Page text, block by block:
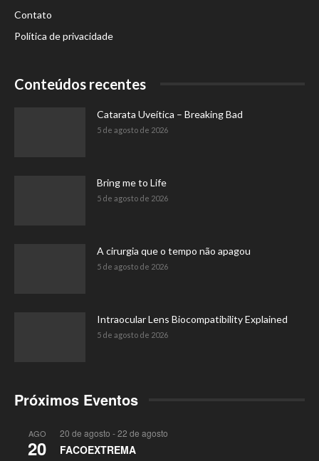
Contato
Política de privacidade
Conteúdos recentes
Catarata Uveítica – Breaking Bad
5 de agosto de 2026
Bring me to Life
5 de agosto de 2026
A cirurgia que o tempo não apagou
5 de agosto de 2026
Intraocular Lens Biocompatibility Explained
5 de agosto de 2026
Próximos Eventos
AGO
20
20 de agosto -22 de agosto
FACOEXTREMA